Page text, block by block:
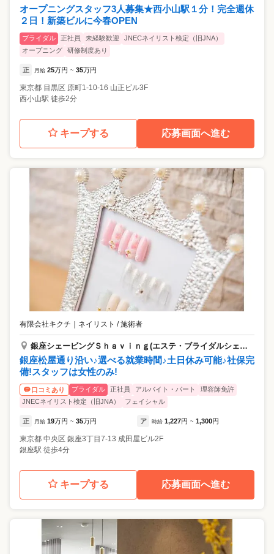
オープニングスタッフ3人募集★西小山駅１分！完全週休
２日！新築ビルに今春OPEN
ブライダル 正社員 未経験歓迎
JNECネイリスト検定（旧JNA）
オープニング
研修制度あり
正 月給 25万円 ~ 35万円
東京都 目黒区 原町1-10-16 山正ビル3F
西小山駅 徒歩2分
キープする 応募画面へ進む
有限会社キクチ ｜ ネイリスト / 施術者
銀座シェービングＳｈａｖｉｎｇ(エステ・ブライダルシェービング)
銀座松屋通り沿い♪選べる就業時間♪土日休み可能♪社保完
備!スタッフは女性のみ!
口コミあり ブライダル 正社員 アルバイト・パート
理容師免許
JNECネイリスト検定（旧JNA）
フェイシャル
正 月給 19万円 ~ 35万円 ア 時給 1,227円 ~ 1,300円
東京都 中央区 銀座3丁目7-13 成田屋ビル2F
銀座駅 徒歩4分
キープする 応募画面へ進む